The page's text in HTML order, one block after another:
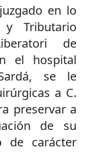
en lo
y Tributario
de
el hospital
se le
a C.
preservar a
de su
de carácter